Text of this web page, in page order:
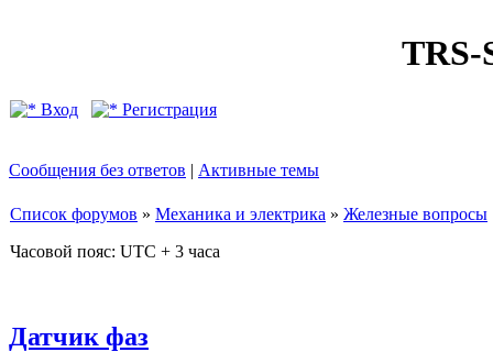
TRS-
Вход Регистрация
Сообщения без ответов | Активные темы
Список форумов » Механика и электрика » Железные вопросы
Часовой пояс: UTC + 3 часа
Датчик фаз